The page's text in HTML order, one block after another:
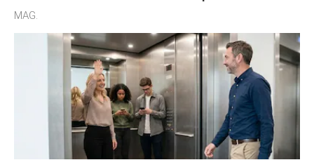
acelerado y no lo hacen por desinterés
MAG.